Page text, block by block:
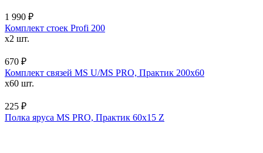
1 990 ₽
Комплект стоек Profi 200
x2 шт.
670 ₽
Комплект связей MS U/MS PRO, Практик 200x60
x60 шт.
225 ₽
Полка яруса MS PRO, Практик 60х15 Z